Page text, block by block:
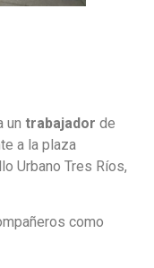
un trabajador de
a la plaza
Urbano Tres Ríos,
como